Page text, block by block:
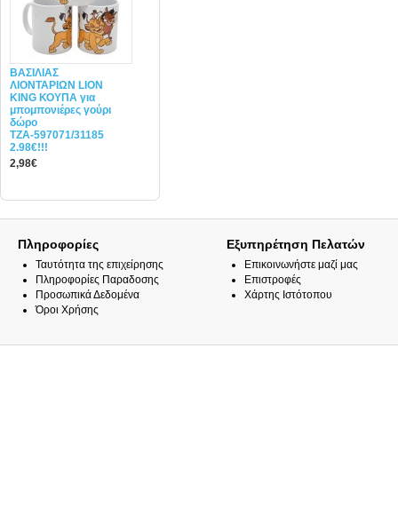
ΒΑΣΙΛΙΑΣ
ΛΙΟΝΤΑΡΙΩΝ LION
KING ΚΟΥΠΑ για
μπομπονιέρες γούρι
δώρο
ΤΖΑ-597071/31185
2.98€!!!
2,98€
Πληροφορίες
Ταυτότητα της επιχείρησης
Πληροφορίες Παραδοσης
Προσωπικά Δεδομένα
Όροι Χρήσης
Εξυπηρέτηση Πελατών
Επικοινωνήστε μαζί μας
Επιστροφές
Χάρτης Ιστότοπου